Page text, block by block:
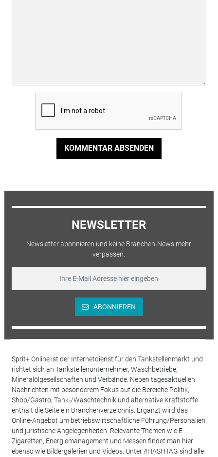
KOMMENTAR ABSENDEN
NEWSLETTER
Newsletter abonnieren und keine Branchen-News mehr
verpassen.
ABONNIEREN
Sprit+ Online ist der Internetdienst für den Tankstellenmarkt und
richtet sich an Tankstellenunternehmer, Waschbetriebe,
Mineralölgesellschaften und Verbände. Neben tagesaktuellen
Nachrichten mit besonderem Fokus auf die Bereiche Politik,
Shop/Gastro, Tank-/Waschtechnik und alternative Kraftstoffe
enthält die Seite ein Branchenverzeichnis. Ergänzt wird das
Online-Angebot um betriebswirtschaftliche Führung/Personalien
und juristische Angelegenheiten. Relevante Themen wie E-
Zigaretten, Energiemanagement und Messen findet man hier
ebenso wie Bildergalerien und Videos. Unter #HASHTAG sind alle